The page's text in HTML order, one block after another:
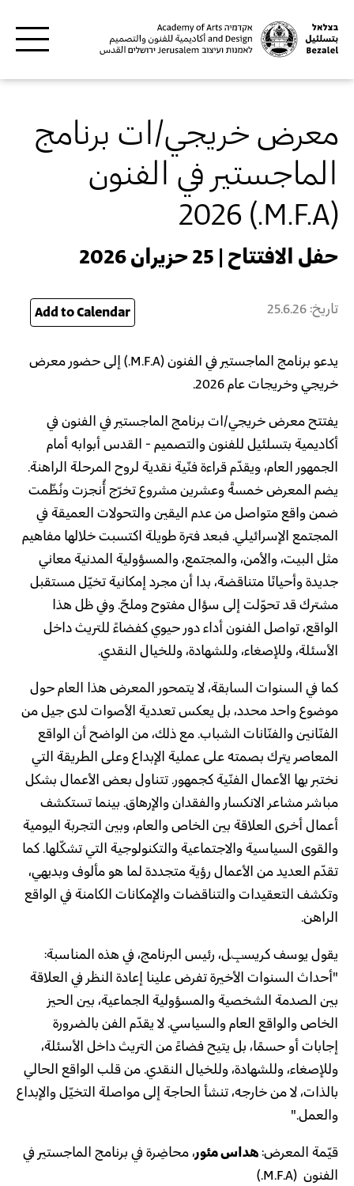
معرض خريجي/ات برنامج
الماجستير في الفنون
(M.F.A.) 2026
حفل الافتتاح | 25 حزيران 2026
تاريخ: 25.6.26
Add to Calendar
يدعو برنامج الماجستير في الفنون (M.F.A.) إلى حضور معرض
خريجي وخريجات عام 2026.
يفتتح معرض خريجي/ات برنامج الماجستير في الفنون في
أكاديمية بتسلئيل للفنون والتصميم - القدس أبوابه أمام
الجمهور العام، ويقدّم قراءة فنّية نقدية لروح المرحلة الراهنة.
يضم المعرض خمسةً وعشرين مشروع تخرّج أُنجزت ونُظّمت
ضمن واقع متواصل من عدم اليقين والتحولات العميقة في
المجتمع الإسرائيلي. فبعد فترة طويلة اكتسبت خلالها مفاهيم
مثل البيت، والأمن، والمجتمع، والمسؤولية المدنية معاني
جديدة وأحيانًا متناقضة، بدا أن مجرد إمكانية تخيّل مستقبل
مشترك قد تحوّلت إلى سؤال مفتوح وملحّ. وفي ظل هذا
الواقع، تواصل الفنون أداء دور حيوي كفضاءً للتريث داخل
الأسئلة، وللإصغاء، وللشهادة، وللخيال النقدي.
كما في السنوات السابقة، لا يتمحور المعرض هذا العام حول
موضوع واحد محدد، بل يعكس تعددية الأصوات لدى جيل من
الفنّانين والفنّانات الشباب. مع ذلك، من الواضح أن الواقع
المعاصر يترك بصمته على عملية الإبداع وعلى الطريقة التي
نختبر بها الأعمال الفنّية كجمهور. تتناول بعض الأعمال بشكل
مباشر مشاعر الانكسار والفقدان والإرهاق. بينما تستكشف
أعمال أخرى العلاقة بين الخاص والعام، وبين التجربة اليومية
والقوى السياسية والاجتماعية والتكنولوجية التي تشكّلها. كما
تقدّم العديد من الأعمال رؤية متجددة لما هو مألوف وبديهي،
وتكشف التعقيدات والتناقضات والإمكانات الكامنة في الواقع
الراهن.
يقول يوسف كريسݒل، رئيس البرنامج، في هذه المناسبة:
"أحداث السنوات الأخيرة تفرض علينا إعادة النظر في العلاقة
بين الصدمة الشخصية والمسؤولية الجماعية، بين الحيز
الخاص والواقع العام والسياسي. لا يقدّم الفن بالضرورة
إجابات أو حسمًا، بل يتيح فضاءً من التريث داخل الأسئلة،
وللإصغاء، وللشهادة، وللخيال النقدي. من قلب الواقع الحالي
بالذات، لا من خارجه، تنشأ الحاجة إلى مواصلة التخيّل والإبداع
والعمل."
قيّمة المعرض:هداس مئور، محاضِرة في برنامج الماجستير في
الفنون (M.F.A.)